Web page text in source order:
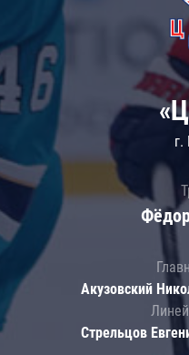
г.
Акузовский
Стрельцов